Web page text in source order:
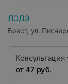
ЛОДЭ
Брест, ул.
Консультация
от 47 руб.